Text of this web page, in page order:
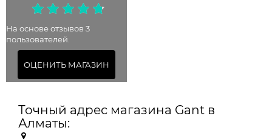
На основе отзывов 3
пользователей.
ОЦЕНИТЬ МАГАЗИН
Точный адрес магазина Gant в
Алматы: